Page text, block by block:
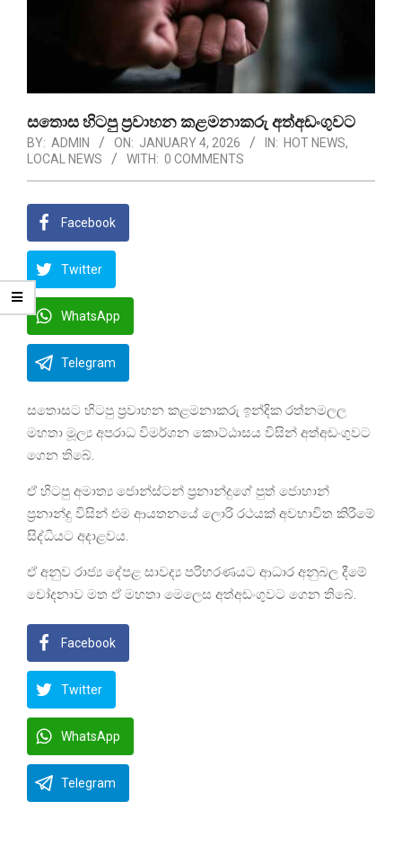
සතොස හිටපු ප්‍රවාහන කළමනාකරු අත්අඩංගුවට
BY: ADMIN ON: JANUARY 4, 2026 IN: HOT NEWS,
LOCAL NEWS
WITH: 0 COMMENTS
Facebook
Twitter
WhatsApp
Telegram
සතොසට හිටපු ප්‍රවාහන කළමනාකරු ඉන්දික රත්නමලල
මහතා මූල්‍ය අපරාධ විමර්ශන කොට්ඨාසය විසින් අත්අඩංගුවට
ගෙන තිබේ.
ඒ හිටපු අමාත්‍ය ජොන්ස්ටන් ප්‍රනාන්දුගේ පුත් ජොහාන්
ප්‍රනාන්දු විසින් එම ආයතනයේ ලොරි රථයක් අවභාවිත කිරීමේ
සිද්ධියට අදාළවය.
ඒ අනුව රාජ්‍ය දේපළ සාවද්‍ය පරිහරණයට ආධාර අනුබල දීමේ
චෝදනාව මත ඒ මහතා මෙලෙස අත්අඩංගුවට ගෙන තිබේ.
Facebook
Twitter
WhatsApp
Telegram